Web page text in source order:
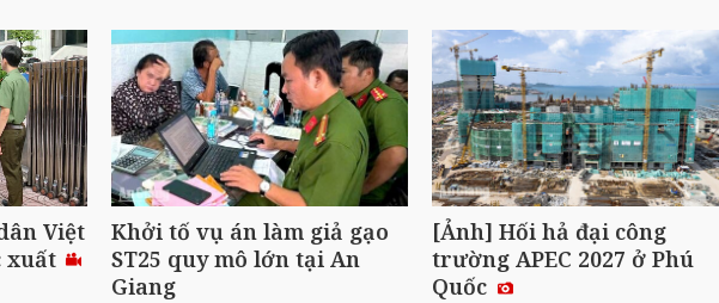
Việt
xuất
Khởi tố vụ án làm giả gạo
ST25 quy mô lớn tại An
Giang
[Ảnh] Hối hả đại công
trường APEC 2027 ở Phú
Quốc